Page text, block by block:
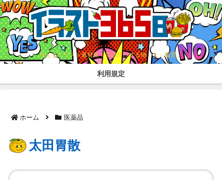
使えるイラスト素材集！普段目にする物・人・風景。
利用規定
ホーム 医薬品
太田胃散